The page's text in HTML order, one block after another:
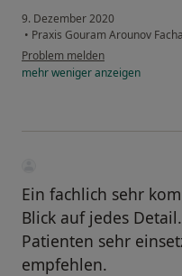
9. Dezember 2020
• Praxis Gouram Arounov
Problem melden
mehrwenigeranzeigen
Ein fachlich sehr
Blick auf jedes
Patienten sehr
empfehlen.